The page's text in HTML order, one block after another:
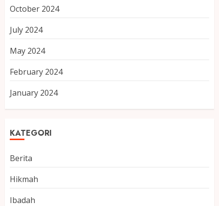
October 2024
July 2024
May 2024
February 2024
January 2024
KATEGORI
Berita
Hikmah
Ibadah